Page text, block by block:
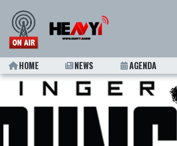
HOME NEWS AGENDA